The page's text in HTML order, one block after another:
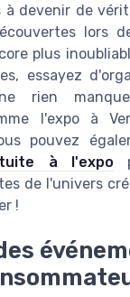
à devenir de
lors
plus
essayez
rien
l'expo à
pouvez
à l'expo
de l'univers
!